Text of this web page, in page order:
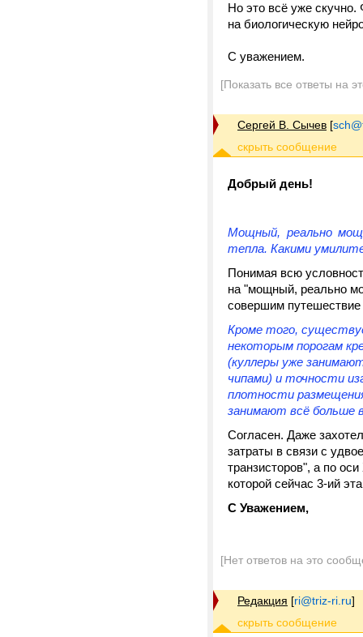
Но это всё уже скучно.
на биологическую
С уважением.
[Показать все ответы на
Сергей В. Сычев [
Добрый день!
Мощный, реально
тепла. Какими
Понимая всю
на "мощный, реально
совершим
Кроме того,
некоторым порогам
(куллеры уже
чипами) и точности
плотности
занимают всё больше
Согласен. Даже
затраты в связи с
транзисторов", а по
которой сейчас 3-ий
С Уважением,
[Нет ответов на это
Редакция [ri@triz-ri.ru]